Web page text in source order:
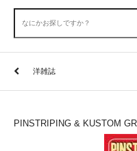
洋雑誌
PINSTRIPING & KUSTOM